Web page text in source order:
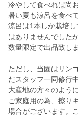
冷やして食べれば尚
暑い夏も涼呂を食べ
涼呂は1本しか栽培
はありませんでした
数量限定で出品致し
ただし、当園はリン
だスタッフ一同修行
大産地の方々のよう
ご家庭用の為、擦り
場合がございます。